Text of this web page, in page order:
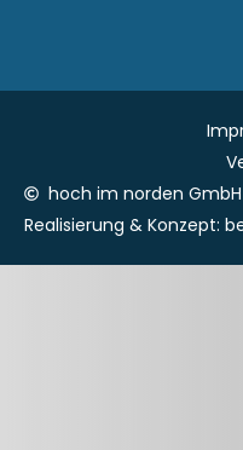
hoch im norden GmbH
Realisierung & Konzept: